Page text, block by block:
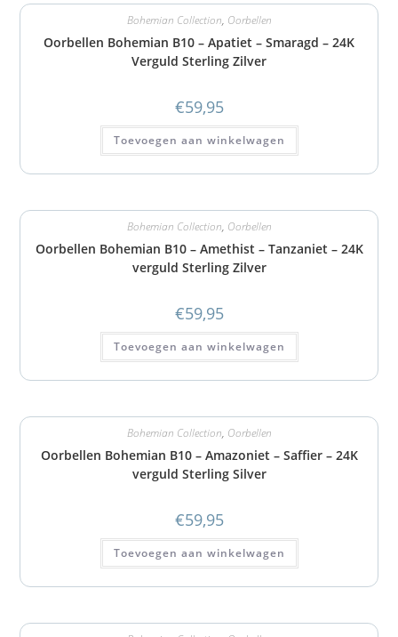
Bohemian Collection, Oorbellen
Oorbellen Bohemian B10 – Apatiet – Smaragd – 24K
Verguld Sterling Zilver
€59,95
Toevoegen aan winkelwagen
Bohemian Collection, Oorbellen
Oorbellen Bohemian B10 – Amethist – Tanzaniet – 24K
verguld Sterling Zilver
€59,95
Toevoegen aan winkelwagen
Bohemian Collection, Oorbellen
Oorbellen Bohemian B10 – Amazoniet – Saffier – 24K
verguld Sterling Silver
€59,95
Toevoegen aan winkelwagen